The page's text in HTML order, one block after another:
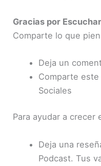
Gracias por
Comparte lo que
Deja un
Comparte
Sociales
Para ayudar a crecer
Deja una
Podcast. Tus